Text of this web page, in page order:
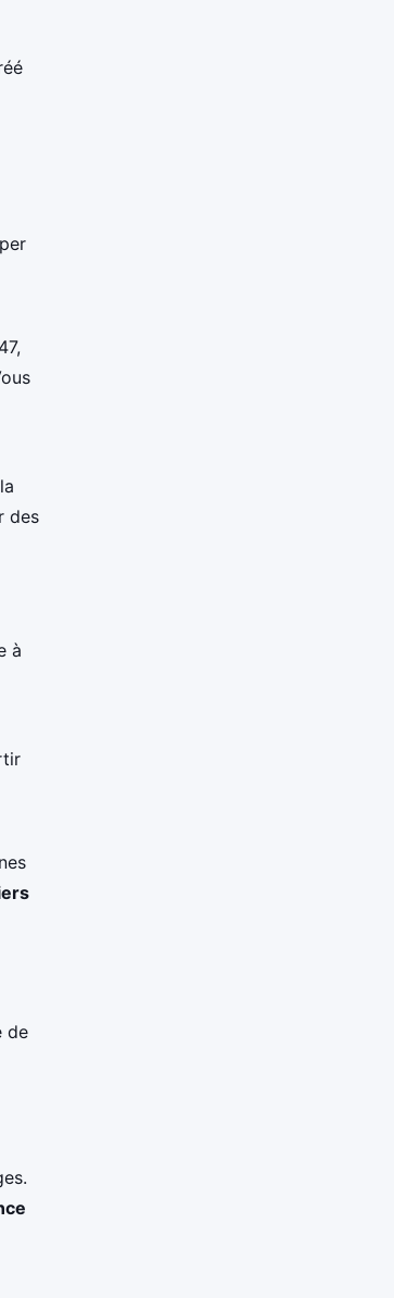
des
à
de